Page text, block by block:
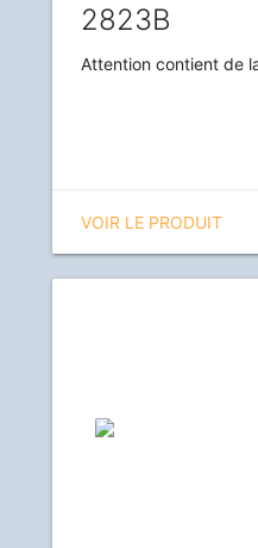
2823B
Attention contient de
VOIR LE PRODUIT